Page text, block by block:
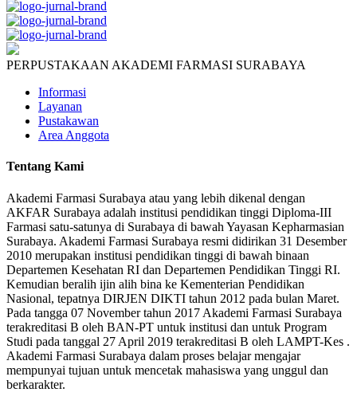
PERPUSTAKAAN AKADEMI FARMASI SURABAYA
Informasi
Layanan
Pustakawan
Area Anggota
Tentang Kami
Akademi Farmasi Surabaya atau yang lebih dikenal dengan
AKFAR Surabaya adalah institusi pendidikan tinggi Diploma-III
Farmasi satu-satunya di Surabaya di bawah Yayasan Kepharmasian
Surabaya. Akademi Farmasi Surabaya resmi didirikan 31 Desember
2010 merupakan institusi pendidikan tinggi di bawah binaan
Departemen Kesehatan RI dan Departemen Pendidikan Tinggi RI.
Kemudian beralih ijin alih bina ke Kementerian Pendidikan
Nasional, tepatnya DIRJEN DIKTI tahun 2012 pada bulan Maret.
Pada tangga 07 November tahun 2017 Akademi Farmasi Surabaya
terakreditasi B oleh BAN-PT untuk institusi dan untuk Program
Studi pada tanggal 27 April 2019 terakreditasi B oleh LAMPT-Kes .
Akademi Farmasi Surabaya dalam proses belajar mengajar
mempunyai tujuan untuk mencetak mahasiswa yang unggul dan
berkarakter.